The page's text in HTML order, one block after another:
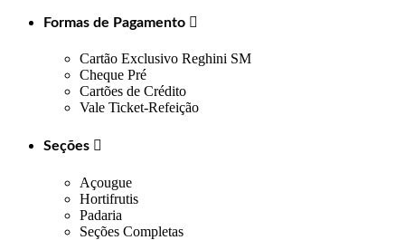
Formas de Pagamento
Cartão Exclusivo Reghini SM
Cheque Pré
Cartões de Crédito
Vale Ticket-Refeição
Seções 
Açougue
Hortifrutis
Padaria
Seções Completas